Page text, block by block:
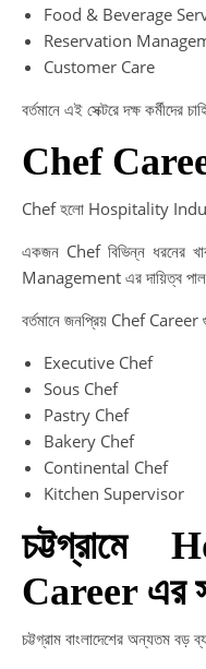
Food & Beverage
Reservation
Customer Care
বর্তমানে এই সেক্টরে দক্ষ কর্মীদের
Chef
Chef হলো Hospitality
একজন Chef বিভিন্ন ধরনের
Management এর দায়িত্ব
বর্তমানে জনপ্রিয় Chef
Executive Chef
Sous Chef
Pastry Chef
Bakery Chef
Continental Chef
Kitchen Supervisor
Career এর
চট্টগ্রাম বাংলাদেশের অন্যতম বড়